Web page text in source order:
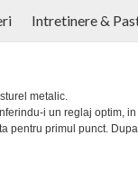
Intretinere &
metalic.
i un reglaj optim,
pentru primul punct.